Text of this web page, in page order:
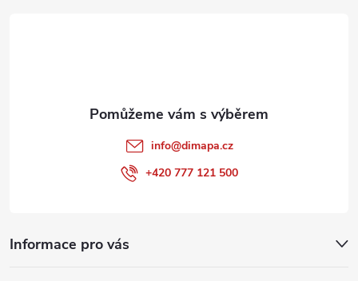
Informace pro vás
info@dimapa.cz
+420 777 121 500